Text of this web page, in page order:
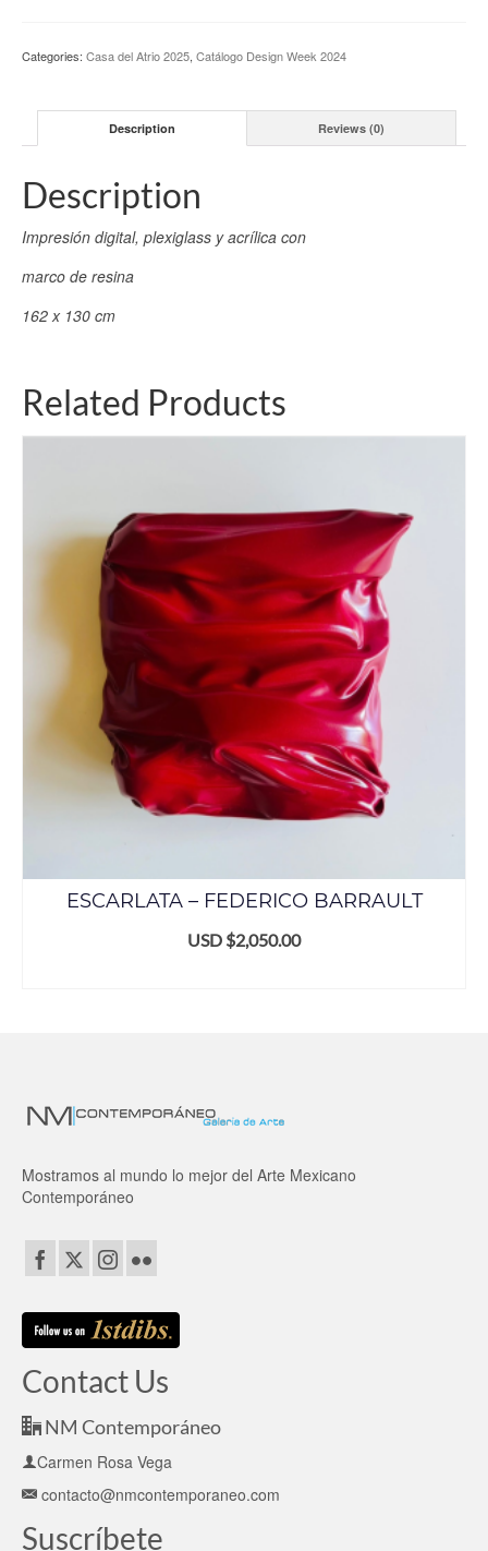
quantity
Categories: Casa del Atrio 2025, Catálogo Design Week 2024
Description Reviews (0)
Description
Impresión digital, plexiglass y acrílica con
marco de resina
162 x 130 cm
Related Products
ESCARLATA – FEDERICO BARRAULT
USD $2,050.00
Mostramos al mundo lo mejor del Arte Mexicano
Contemporáneo
Contact Us
NM Contemporáneo
Carmen Rosa Vega
contacto@nmcontemporaneo.com
Suscríbete